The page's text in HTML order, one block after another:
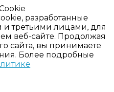
разработанные
третьими лицами, для
веб-сайте. Продолжая
сайта, вы принимаете
Более подробные